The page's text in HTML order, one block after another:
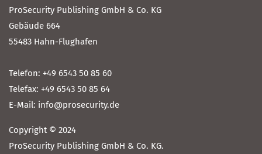
ProSecurity Publishing GmbH & Co. KG
Gebäude 664
55483 Hahn-Flughafen
Telefon: +49 6543 50 85 60
Telefax: +49 6543 50 85 64
E-Mail: info@prosecurity.de
Copyright © 2024
ProSecurity Publishing GmbH & Co. KG.